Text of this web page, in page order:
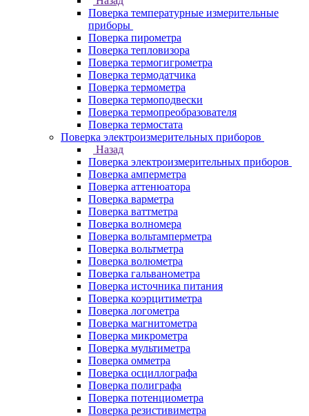
Поверка температурные измерительные
приборы
Поверка пирометра
Поверка тепловизора
Поверка термогигрометра
Поверка термодатчика
Поверка термометра
Поверка термоподвески
Поверка термопреобразователя
Поверка термостата
Поверка электроизмерительных приборов
Назад
Поверка электроизмерительных приборов
Поверка амперметра
Поверка аттенюатора
Поверка варметра
Поверка ваттметра
Поверка волномера
Поверка вольтамперметра
Поверка вольтметра
Поверка волюметра
Поверка гальванометра
Поверка источника питания
Поверка коэрцитиметра
Поверка логометра
Поверка магнитометра
Поверка микрометра
Поверка мультиметра
Поверка омметра
Поверка осциллографа
Поверка полиграфа
Поверка потенциометра
Поверка резистивиметра